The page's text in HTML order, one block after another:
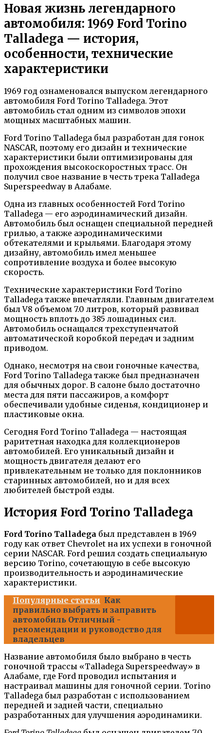
Новая жизнь легендарного
автомобиля: 1969 Ford Torino
Talladega — история,
особенности, технические
характеристики
1969 год ознаменовался выпуском легендарного
автомобиля Ford Torino Talladega. Этот
автомобиль стал одним из символов эпохи
мощных масштабных машин.
Ford Torino Talladega был разработан для гонок
NASCAR, поэтому его дизайн и технические
характеристики были оптимизированы для
прохождения высокоскоростных трасс. Он
получил свое название в честь трека Talladega
Superspeedway в Алабаме.
Одна из главных особенностей Ford Torino
Talladega — его аэродинамический дизайн.
Автомобиль был оснащен специальной передней
грилью, а также аэродинамическими
обтекателями и крыльями. Благодаря этому
дизайну, автомобиль имел меньшее
сопротивление воздуха и более высокую
скорость.
Технические характеристики Ford Torino
Talladega также впечатляли. Главным двигателем
был V8 объемом 7.0 литров, который развивал
мощность вплоть до 385 лошадиных сил.
Автомобиль оснащался трехступенчатой
автоматической коробкой передач и задним
приводом.
Однако, несмотря на свои гоночные качества,
Ford Torino Talladega также был предназначен
для обычных дорог. В салоне было достаточно
места для пяти пассажиров, а комфорт
обеспечивали удобные сиденья, кондиционер и
пластиковые окна.
Сегодня Ford Torino Talladega — настоящая
раритетная находка для коллекционеров
автомобилей. Его уникальный дизайн и
мощность двигателя делают его
привлекательным не только для поклонников
старинных автомобилей, но и для всех
любителей быстрой езды.
История Ford Torino Talladega
Ford Torino Talladega был представлен в 1969
году как ответ Chevrolet на их успехи в гоночной
серии NASCAR. Ford решил создать специальную
версию Torino, сочетающую в себе высокую
производительность и аэродинамические
характеристики.
Популярные статьи Как
правильно выбрать и заправить
автомобиль Отличный -
рекомендации и руководство для
владельцев
Название автомобиля было выбрано в честь
гоночной трассы «Talladega Superspeedway» в
Алабаме, где Ford проводил испытания и
настраивал машины для гоночной серии. Torino
Talladega был разработан с использованием
передней и задней части, специально
разработанных для улучшения аэродинамики.